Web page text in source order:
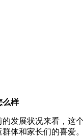
么样
的发展状况来看，这
群体和家长们的喜爱